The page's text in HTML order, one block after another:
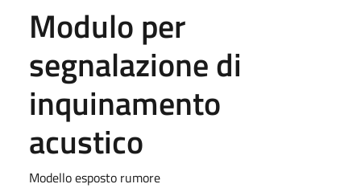
Modulo per
segnalazione di
inquinamento
acustico
Modello esposto rumore